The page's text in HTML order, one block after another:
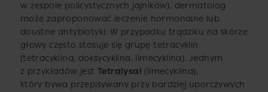
w zespole policystycznych jajników), dermatolog
może zaproponować leczenie hormonalne lub
doustne antybiotyki. W przypadku trądziku na skórze
głowy często stosuje się grupę tetracyklin
(tetracyklina, doksycyklina, limecyklina). Jednym
z przykładów jest Tetralysal (limecyklina),
który bywa przepisywany przy bardziej uporczywych